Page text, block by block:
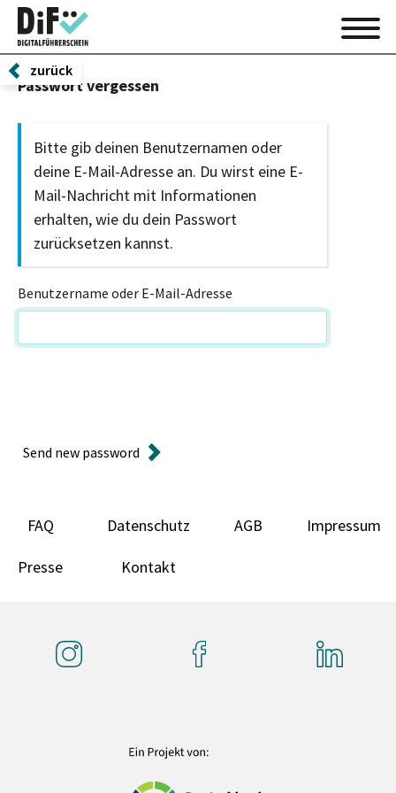
zurück
Passwort vergessen
Bitte gib deinen Benutzernamen oder
deine E-Mail-Adresse an. Du wirst eine E-
Mail-Nachricht mit Informationen
erhalten, wie du dein Passwort
zurücksetzen kannst.
Benutzername oder E-Mail-Adresse
Send new password
FAQ Datenschutz AGB Impressum
Presse Kontakt